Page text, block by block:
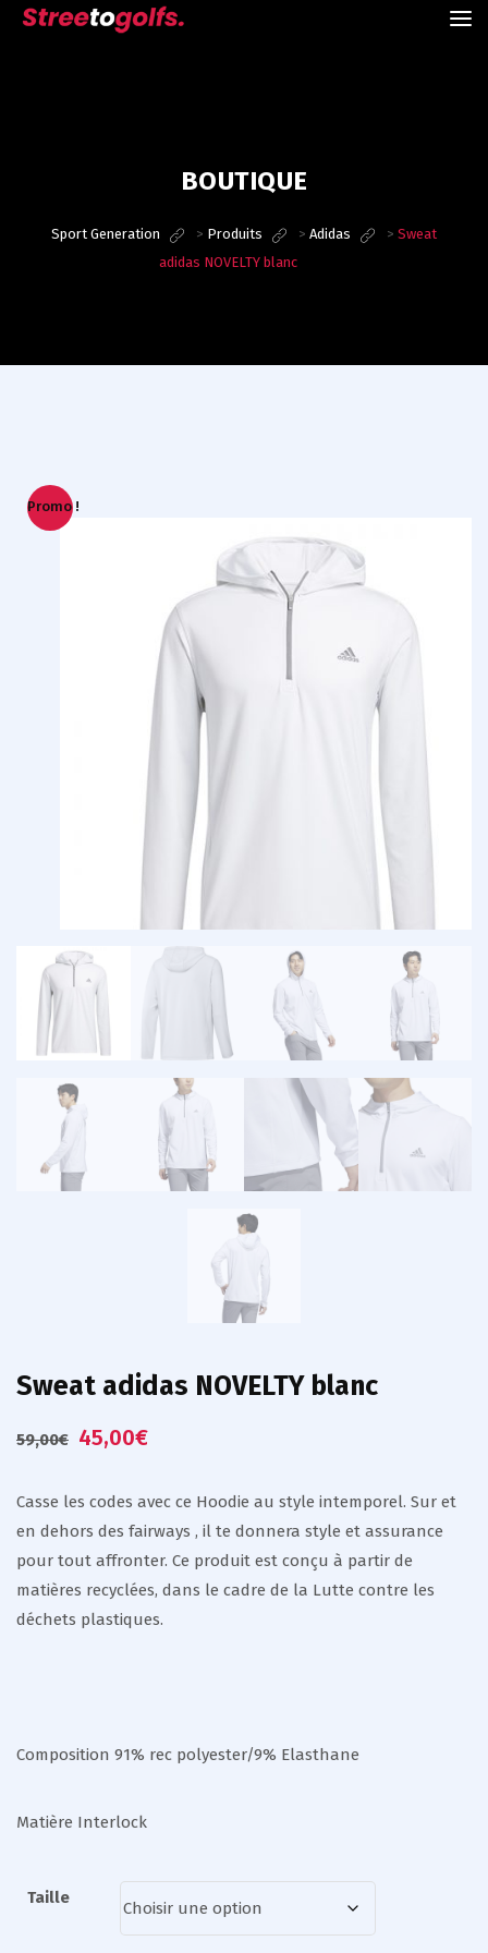
BOUTIQUE
Sport Generation > Produits > Adidas > Sweat
adidas NOVELTY blanc
Promo !
Sweat adidas NOVELTY blanc
59,00€ 45,00€
Casse les codes avec ce Hoodie au style intemporel. Sur et
en dehors des fairways , il te donnera style et assurance
pour tout affronter. Ce produit est conçu à partir de
matières recyclées, dans le cadre de la Lutte contre les
déchets plastiques.
Composition 91% rec polyester/9% Elasthane
Matière Interlock
Taille